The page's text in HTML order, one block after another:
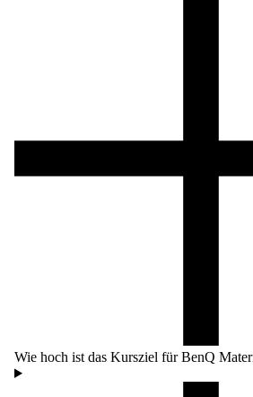
Wie hoch ist das Kursziel für BenQ